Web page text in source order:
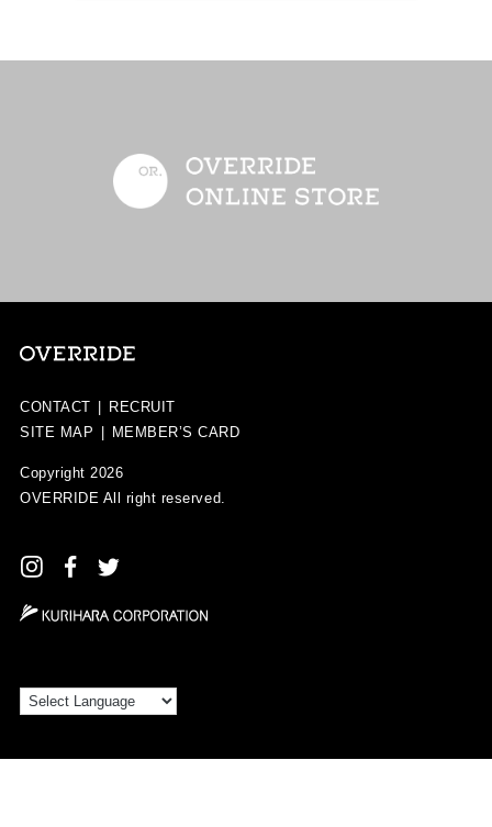
CONTACT
RECRUIT
SITE MAP
MEMBER’S CARD
Copyright 2026
OVERRIDE All right reserved.